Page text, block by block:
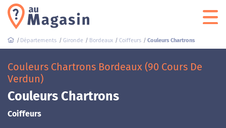
Départements Gironde Bordeaux Coiffeurs Couleurs Chartrons
Couleurs Chartrons Bordeaux (90 Cours De
Verdun)
Couleurs Chartrons
Coiffeurs